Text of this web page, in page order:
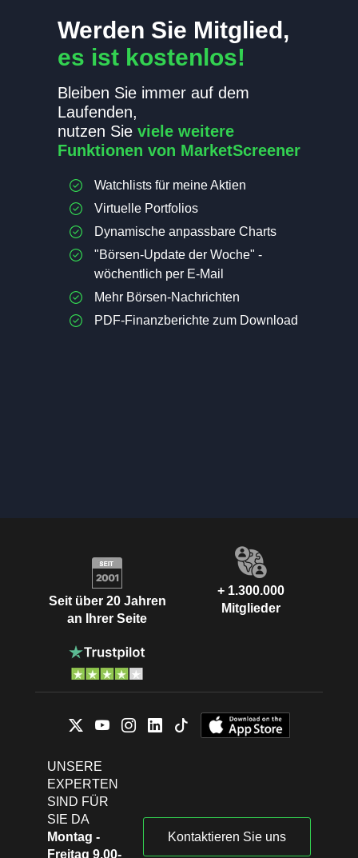
Werden Sie Mitglied,
es ist kostenlos!
Bleiben Sie immer auf dem
Laufenden,
nutzen Sie viele weitere
Funktionen von MarketScreener
Watchlists für meine Aktien
Virtuelle Portfolios
Dynamische anpassbare Charts
"Börsen-Update der Woche" -
wöchentlich per E-Mail
Mehr Börsen-Nachrichten
PDF-Finanzberichte zum Download
Seit über 20 Jahren
an Ihrer Seite
+ 1.300.000
Mitglieder
UNSERE
EXPERTEN
SIND FÜR
SIE DA
Montag -
Freitag 9.00-
Kontaktieren Sie uns